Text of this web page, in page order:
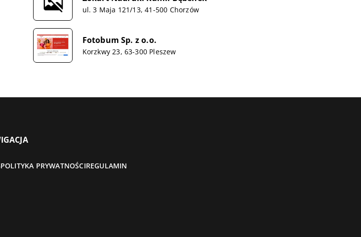
ul. 3 Maja 121/13, 41-500 Chorzów
Fotobum Sp. z o.o.
Korzkwy 23, 63-300 Pleszew
POLITYKA PRYWATNOŚCIREGULAMIN